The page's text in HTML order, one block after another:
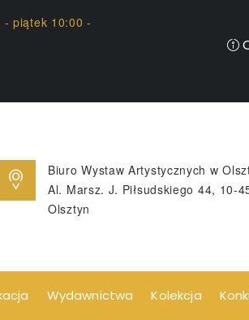
- piątek 10:00 -
Biuro Wystaw Artystycznych w
Al. Marsz. J. Piłsudskiego 44, 10-
Olsztyn
Wydawnictwa Kolekcja